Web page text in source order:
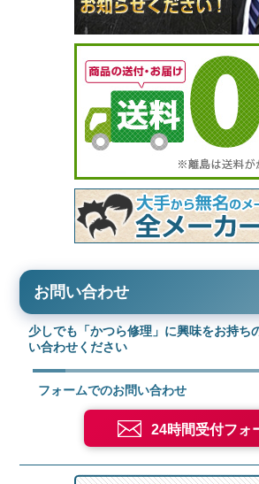
お問い合わせ
少しでも「かつら修理」に興味をお持ち
い合わせください
フォームでのお問い合わせ
24時間受付フォ